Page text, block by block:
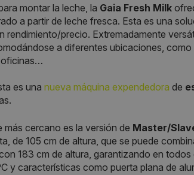
montar la leche, la Gaia Fresh Milk
a partir de leche fresca. Esta es una
rendimiento/precio. Extremadamente
a diferentes ubicaciones,
oficinas…
es una nueva máquina expendedora de
más cercano es la versión de Master/
de 105 cm de altura, que se puede
183 cm de altura, garantizando en
y características como puerta plana de